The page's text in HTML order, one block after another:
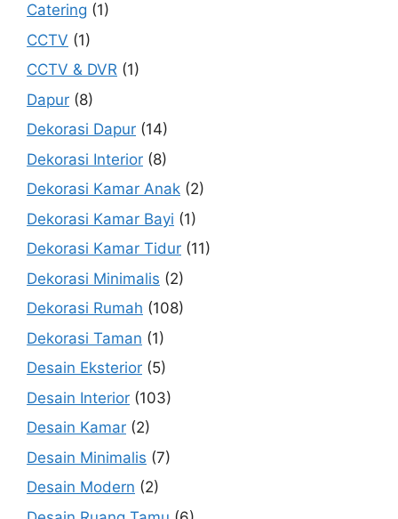
Catering (1)
CCTV (1)
CCTV & DVR (1)
Dapur (8)
Dekorasi Dapur (14)
Dekorasi Interior (8)
Dekorasi Kamar Anak (2)
Dekorasi Kamar Bayi (1)
Dekorasi Kamar Tidur (11)
Dekorasi Minimalis (2)
Dekorasi Rumah (108)
Dekorasi Taman (1)
Desain Eksterior (5)
Desain Interior (103)
Desain Kamar (2)
Desain Minimalis (7)
Desain Modern (2)